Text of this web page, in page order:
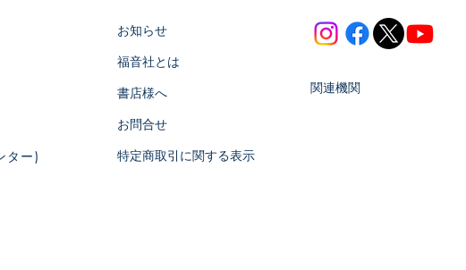
ター)
お知らせ
福音社とは
書店様へ
関連機関
お問合せ
特定商取引に関する表示